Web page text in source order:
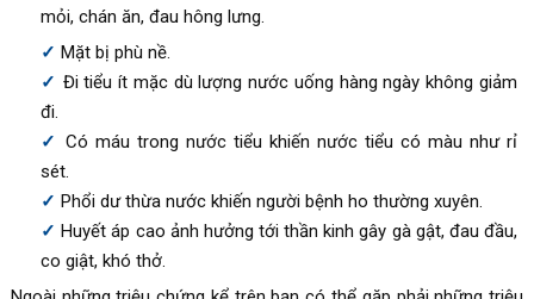
mỏi, chán ăn, đau hông lưng.
Mặt bị phù nề.
Đi tiểu ít mặc dù lượng nước uống hàng ngày không giảm
đi.
Có máu trong nước tiểu khiến nước tiểu có màu như rỉ
sét.
Phổi dư thừa nước khiến người bệnh ho thường xuyên.
Huyết áp cao ảnh hưởng tới thần kinh gây gà gật, đau đầu,
co giật, khó thở.